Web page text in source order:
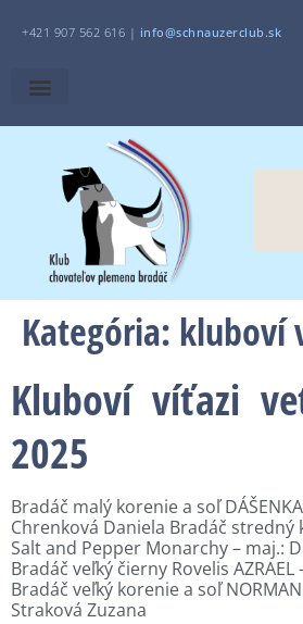
+421 907 562 616 | info@schnauzerclub.sk
Kategória: kluboví
Kluboví víťazi
2025
Bradáč malý korenie a soľ
Chrenková Daniela Bradáč stredný
Salt and Pepper Monarchy – maj.:
Bradáč veľký čierny Rovelis
Bradáč veľký korenie a soľ
Straková Zuzana